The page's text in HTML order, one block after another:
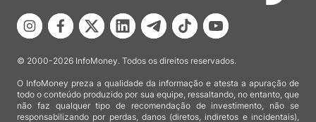
© 2000-2026 InfoMoney. Todos os direitos reservados.
O InfoMoney preza a qualidade da informação e atesta a apuração de
todo o conteúdo produzido por sua equipe, ressaltando, no entanto, que
não faz qualquer tipo de recomendação de investimento, não se
responsabilizando por perdas, danos (diretos, indiretos e incidentais),